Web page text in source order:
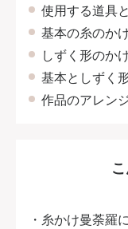
使用する道具
基本の糸のか
しずく形のか
基本としずく
作品のアレン
・糸かけ曼荼羅